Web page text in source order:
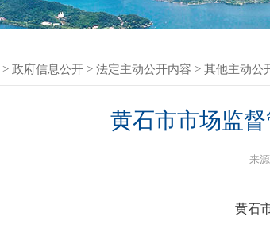
> 政府信息公开 > 法定主动公开内容 > 其他主动公
黄石市市场监
来
黄石